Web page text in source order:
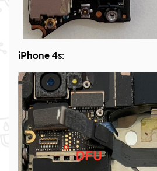
iPhone 4s: